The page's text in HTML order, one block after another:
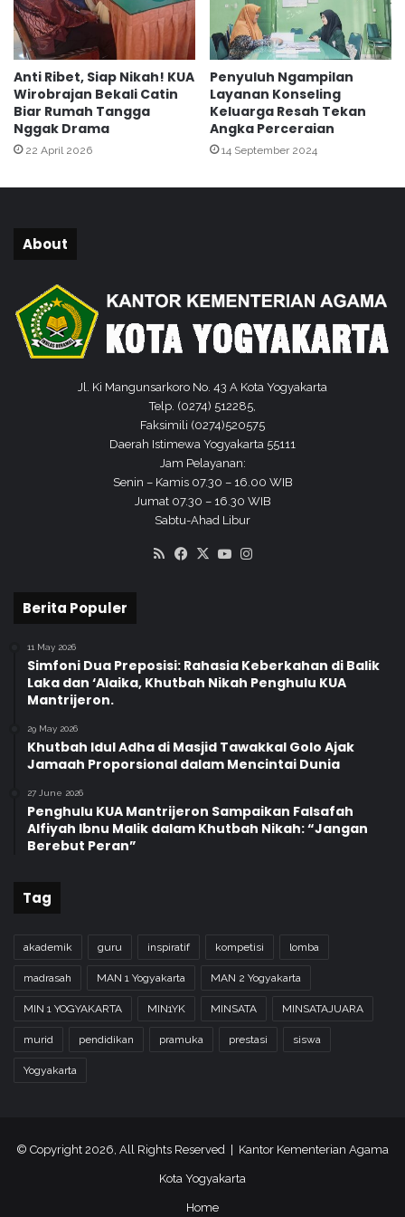
k
a
M
A
N
1
Y
g
Anti Ribet, Siap Nikah! KUA
Wirobrajan Bekali Catin
Biar Rumah Tangga
Nggak Drama
22 April 2026
Penyuluh Ngampilan
Layanan Konseling
Keluarga Resah Tekan
Angka Perceraian
14 September 2024
About
Jl. Ki Mangunsarkoro No. 43 A Kota Yogyakarta
Telp. (0274) 512285,
Faksimili (0274)520575
Daerah Istimewa Yogyakarta 55111
Jam Pelayanan:
Senin – Kamis 07.30 – 16.00 WIB
Jumat 07.30 – 16.30 WIB
Sabtu-Ahad Libur
RSS Facebook
X YouTube
Berita Populer
11 May 2026
Simfoni Dua Preposisi: Rahasia Keberkahan di Balik
Laka dan ‘Alaika, Khutbah Nikah Penghulu KUA
Mantrijeron.
29 May 2026
Khutbah Idul Adha di Masjid Tawakkal Golo Ajak
Jamaah Proporsional dalam Mencintai Dunia
27 June 2026
Penghulu KUA Mantrijeron Sampaikan Falsafah
Alfiyah Ibnu Malik dalam Khutbah Nikah: “Jangan
Berebut Peran”
Tag
akademik guru inspiratif kompetisi lomba
madrasah MAN 1 Yogyakarta MAN 2 Yogyakarta
MIN 1 YOGYAKARTA MIN1YK MINSATA MINSATAJUARA
murid pendidikan pramuka prestasi siswa
Yogyakarta
© Copyright 2026, All Rights Reserved | Kantor Kementerian Agama
Kota Yogyakarta
Home